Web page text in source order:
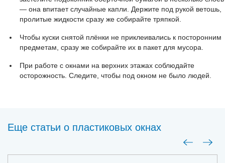
— она впитает случайные капли. Держите под рукой ветошь,
пролитые жидкости сразу же собирайте тряпкой.
Чтобы куски снятой плёнки не приклеивались к посторонним
предметам, сразу же собирайте их в пакет для мусора.
При работе с окнами на верхних этажах соблюдайте
осторожность. Следите, чтобы под окном не было людей.
Еще статьи о пластиковых окнах